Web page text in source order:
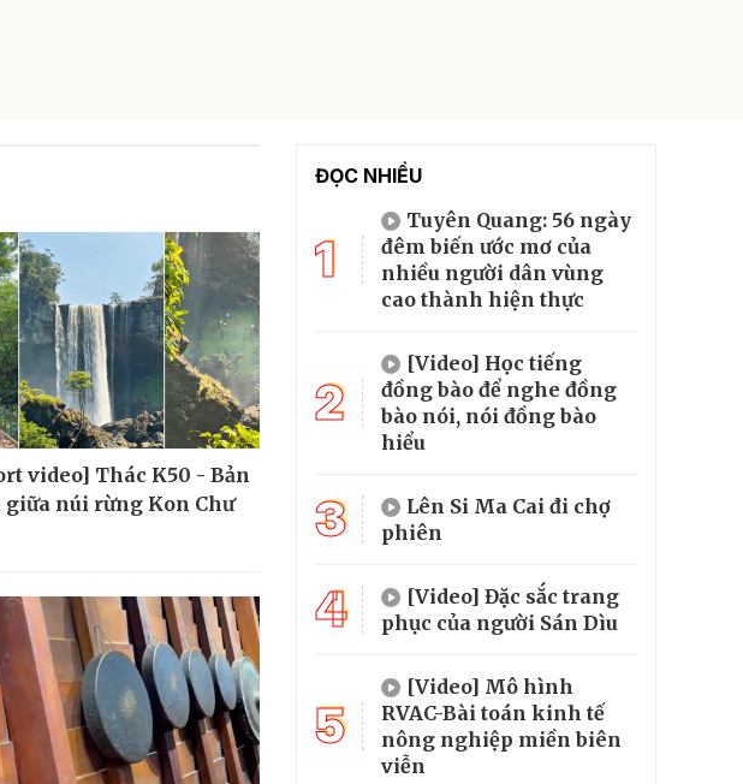
video] Thác K50 - Bản
giữa núi rừng Kon Chư
ĐỌC NHIỀU
1
Tuyên Quang: 56 ngày
đêm biến ước mơ của
nhiều người dân vùng
cao thành hiện thực
2
[Video] Học tiếng
đồng bào để nghe đồng
bào nói, nói đồng bào
hiểu
3
Lên Si Ma Cai đi chợ
phiên
4
[Video] Đặc sắc trang
phục của người Sán Dìu
5
[Video] Mô hình
RVAC-Bài toán kinh tế
nông nghiệp miền biên
viễn